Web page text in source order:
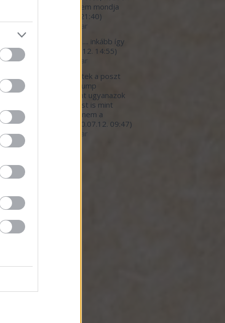
*urva faraszto, de ezt nem mondja
2020.07.12. 21:40)
élelmiszeripar
megbetegítő.... inkább így
helyes cím...
2020.07.12. 14:55)
élelmiszeripar
Nagy részt egyetértek a poszt
kivéve a Trump
hibáztatását. Pont ugyanazok
írányítanak most is mint
elnök alatt. Persze nem a
gondol...
2020.07.12. 09:47)
élelmiszeripar
20
Bálint